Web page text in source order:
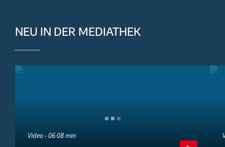
NEU IN DER MEDIATHEK
Video - 06:08 min